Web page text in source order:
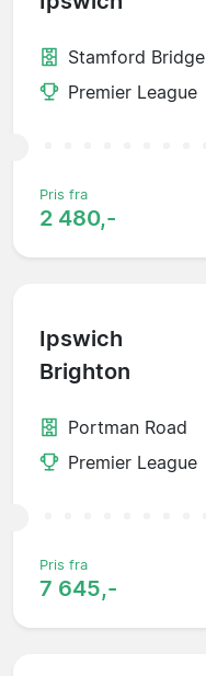
Stamford Bridge
Premier League
Pris fra
2 480,-
Ipswich
Brighton
Portman Road
Premier League
Pris fra
7 645,-